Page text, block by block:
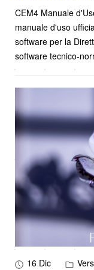
CEM4 Manuale
manuale d'uso
software per la
software tecnico-
16 Dic